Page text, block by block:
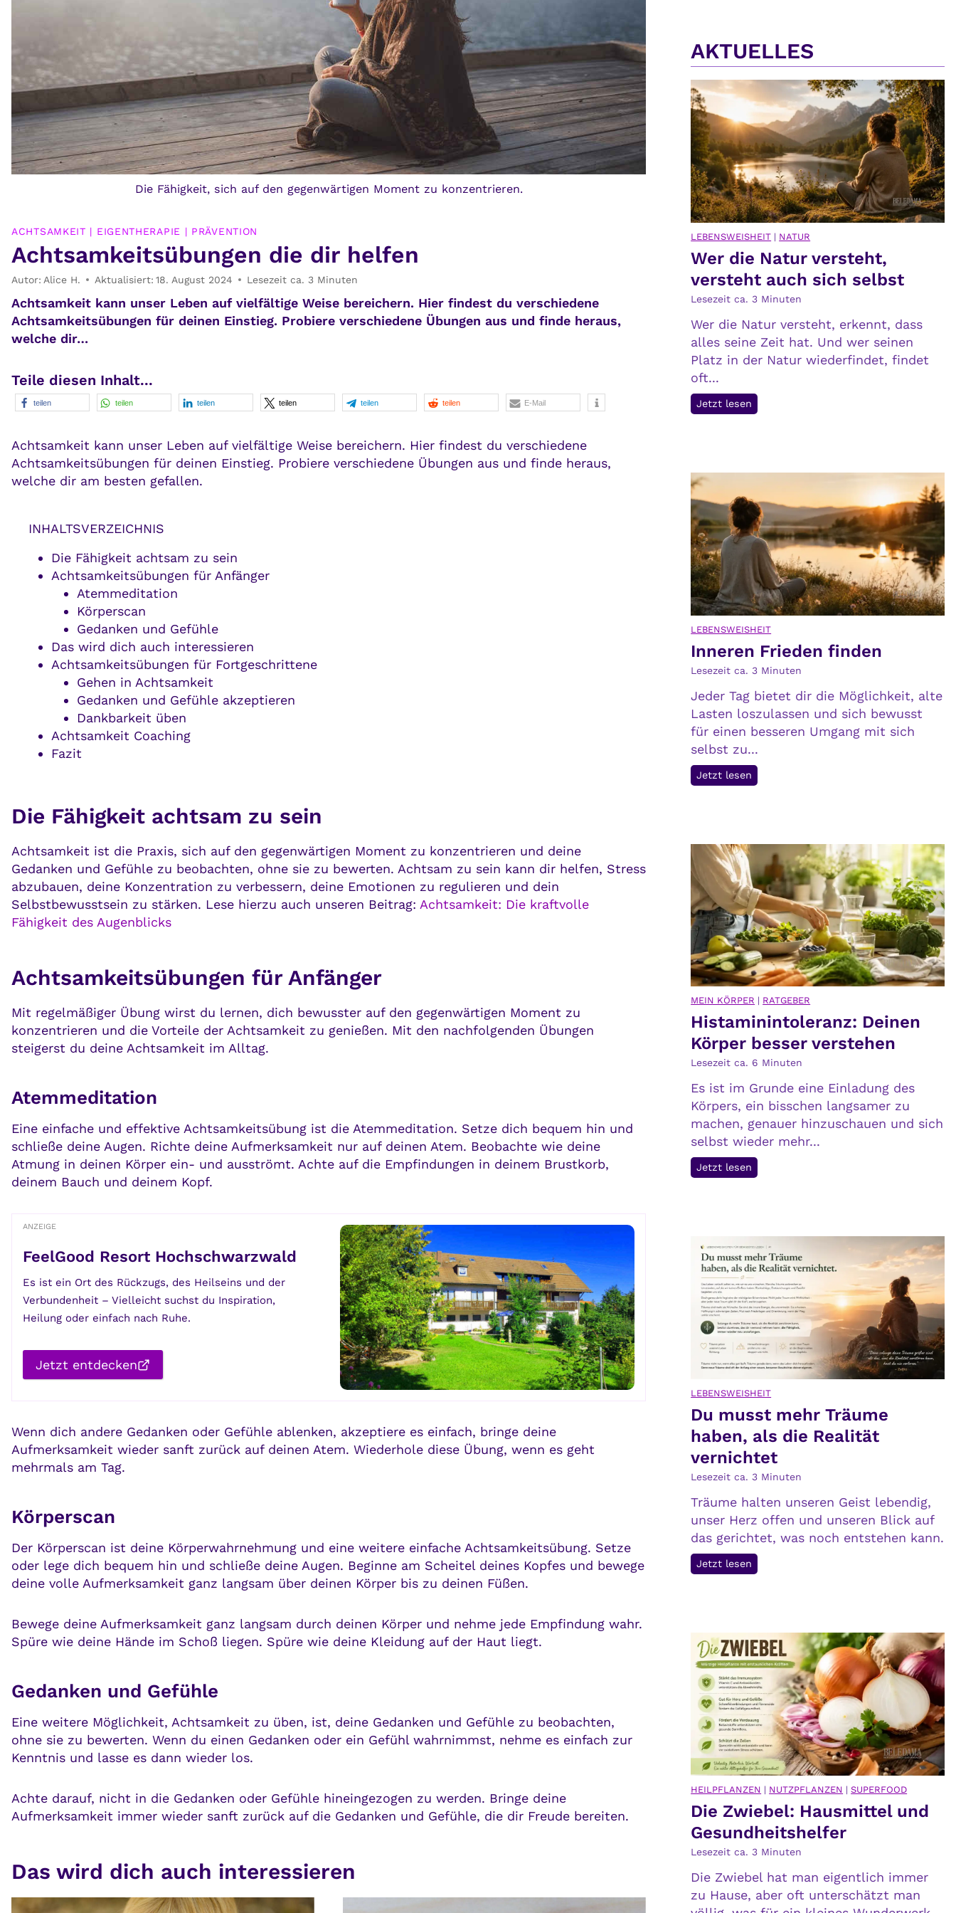
Die Fähigkeit, sich auf den gegenwärtigen Moment zu konzentrieren.
ACHTSAMKEIT | EIGENTHERAPIE | PRÄVENTION
Achtsamkeitsübungen die dir helfen
Autor: Alice H. Aktualisiert: 18. August 2024 Lesezeit ca. 3 Minuten
Achtsamkeit kann unser Leben auf vielfältige Weise bereichern. Hier findest du verschiedene
Achtsamkeitsübungen für deinen Einstieg. Probiere verschiedene Übungen aus und finde heraus,
welche dir…
Teile diesen Inhalt...
teilen teilen teilen teilen teilen teilen E-Mail
Achtsamkeit kann unser Leben auf vielfältige Weise bereichern. Hier findest du verschiedene
Achtsamkeitsübungen für deinen Einstieg. Probiere verschiedene Übungen aus und finde heraus,
welche dir am besten gefallen.
INHALTSVERZEICHNIS
Die Fähigkeit achtsam zu sein
Achtsamkeitsübungen für Anfänger
Atemmeditation
Körperscan
Gedanken und Gefühle
Das wird dich auch interessieren
Achtsamkeitsübungen für Fortgeschrittene
Gehen in Achtsamkeit
Gedanken und Gefühle akzeptieren
Dankbarkeit üben
Achtsamkeit Coaching
Fazit
Die Fähigkeit achtsam zu sein
Achtsamkeit ist die Praxis, sich auf den gegenwärtigen Moment zu konzentrieren und deine
Gedanken und Gefühle zu beobachten, ohne sie zu bewerten. Achtsam zu sein kann dir helfen, Stress
abzubauen, deine Konzentration zu verbessern, deine Emotionen zu regulieren und dein
Selbstbewusstsein zu stärken. Lese hierzu auch unseren Beitrag: Achtsamkeit: Die kraftvolle
Fähigkeit des Augenblicks
Achtsamkeitsübungen für Anfänger
Mit regelmäßiger Übung wirst du lernen, dich bewusster auf den gegenwärtigen Moment zu
konzentrieren und die Vorteile der Achtsamkeit zu genießen. Mit den nachfolgenden Übungen
steigerst du deine Achtsamkeit im Alltag.
Atemmeditation
Eine einfache und effektive Achtsamkeitsübung ist die Atemmeditation. Setze dich bequem hin und
schließe deine Augen. Richte deine Aufmerksamkeit nur auf deinen Atem. Beobachte wie deine
Atmung in deinen Körper ein- und ausströmt. Achte auf die Empfindungen in deinem Brustkorb,
deinem Bauch und deinem Kopf.
ANZEIGE
FeelGood Resort Hochschwarzwald
Es ist ein Ort des Rückzugs, des Heilseins und der
Verbundenheit – Vielleicht suchst du Inspiration,
Heilung oder einfach nach Ruhe.
Jetzt entdecken
Wenn dich andere Gedanken oder Gefühle ablenken, akzeptiere es einfach, bringe deine
Aufmerksamkeit wieder sanft zurück auf deinen Atem. Wiederhole diese Übung, wenn es geht
mehrmals am Tag.
Körperscan
Der Körperscan ist deine Körperwahrnehmung und eine weitere einfache Achtsamkeitsübung. Setze
oder lege dich bequem hin und schließe deine Augen. Beginne am Scheitel deines Kopfes und bewege
deine volle Aufmerksamkeit ganz langsam über deinen Körper bis zu deinen Füßen.
Bewege deine Aufmerksamkeit ganz langsam durch deinen Körper und nehme jede Empfindung wahr.
Spüre wie deine Hände im Schoß liegen. Spüre wie deine Kleidung auf der Haut liegt.
Gedanken und Gefühle
Eine weitere Möglichkeit, Achtsamkeit zu üben, ist, deine Gedanken und Gefühle zu beobachten,
ohne sie zu bewerten. Wenn du einen Gedanken oder ein Gefühl wahrnimmst, nehme es einfach zur
Kenntnis und lasse es dann wieder los.
Achte darauf, nicht in die Gedanken oder Gefühle hineingezogen zu werden. Bringe deine
Aufmerksamkeit immer wieder sanft zurück auf die Gedanken und Gefühle, die dir Freude bereiten.
Das wird dich auch interessieren
AKTUELLES
LEBENSWEISHEIT | NATUR
Wer die Natur versteht,
versteht auch sich selbst
Lesezeit ca. 3 Minuten
Wer die Natur versteht, erkennt, dass
alles seine Zeit hat. Und wer seinen
Platz in der Natur wiederfindet, findet
oft...
Jetzt lesen
i
N
a
t
r
v
e
r
s
t
e
t
a
u
c
h
s
i
c
h
s
e
b
t
LEBENSWEISHEIT
Inneren Frieden finden
Lesezeit ca. 3 Minuten
Jeder Tag bietet dir die Möglichkeit, alte
Lasten loszulassen und sich bewusst
für einen besseren Umgang mit sich
selbst zu...
Jetzt lesen
r
n
F
r
i
e
d
e
n
f
i
n
e
n
MEIN KÖRPER | RATGEBER
Histaminintoleranz: Deinen
Körper besser verstehen
Lesezeit ca. 6 Minuten
Es ist im Grunde eine Einladung des
Körpers, ein bisschen langsamer zu
machen, genauer hinzuschauen und sich
selbst wieder mehr...
Jetzt lesen
a
m
i
n
i
n
t
o
e
r
a
n
D
e
i
n
e
r
p
e
r
b
e
s
s
e
r
v
s
LEBENSWEISHEIT
Du musst mehr Träume
haben, als die Realität
vernichtet
Lesezeit ca. 3 Minuten
Träume halten unseren Geist lebendig,
unser Herz offen und unseren Blick auf
das gerichtet, was noch entstehen kann.
Jetzt lesen
s
s
t
m
e
h
T
r
ä
u
m
e
a
b
HEILPFLANZEN | NUTZPFLANZEN |SUPERFOOD
Die Zwiebel: Hausmittel und
Gesundheitshelfer
Lesezeit ca. 3 Minuten
Die Zwiebel hat man eigentlich immer
zu Hause, aber oft unterschätzt man